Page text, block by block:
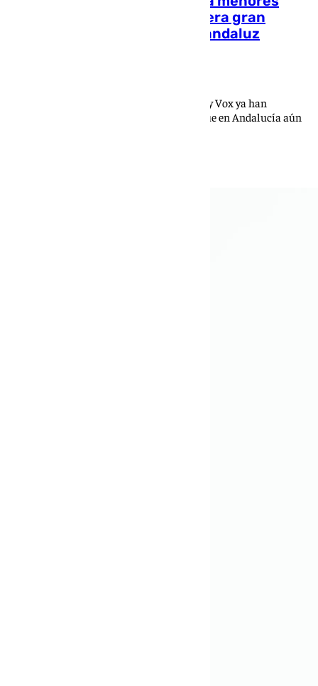
migrantes de Ceuta? La primera gran
decisión del nuevo Gobierno andaluz
En otras comunidades donde gobiernan PP y Vox ya han
rechazado esta entrada de migrantes, aunque en Andalucía aún